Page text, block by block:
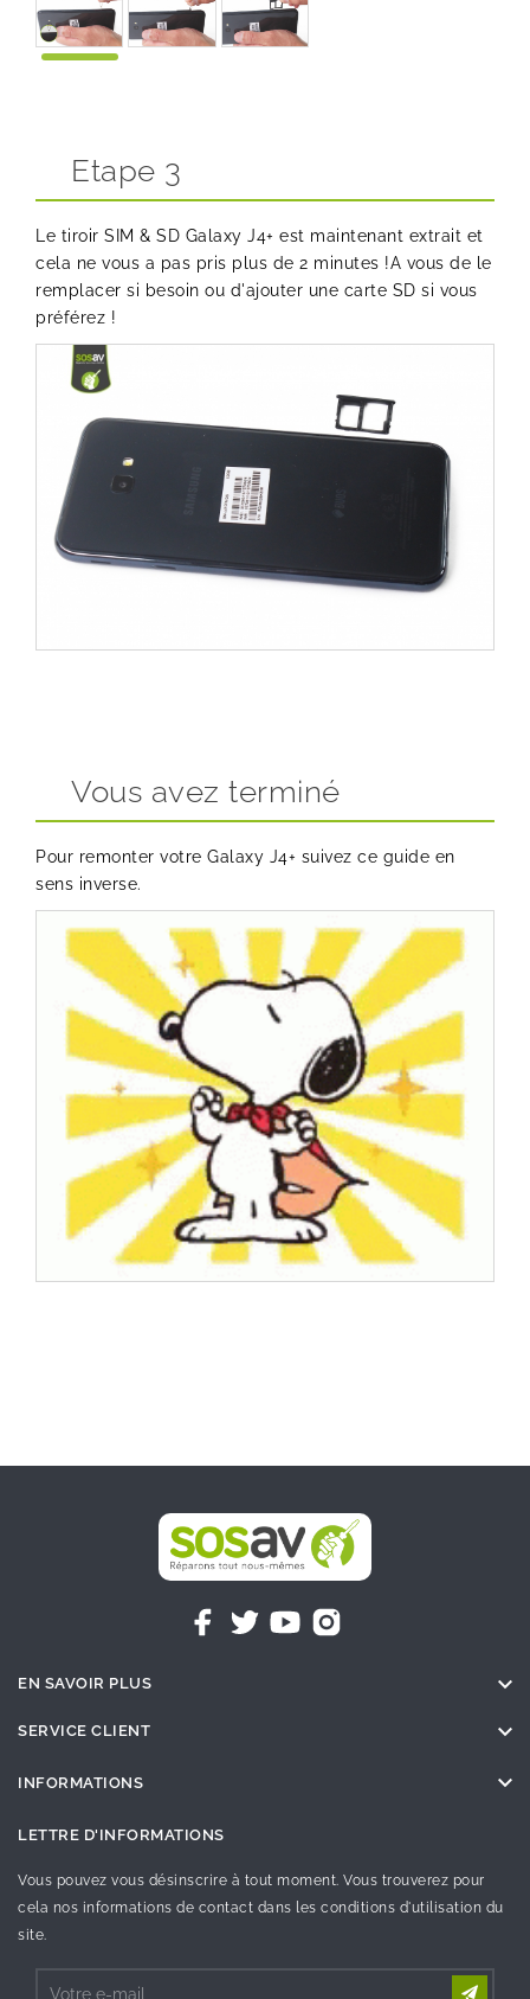
Etape 3
Le tiroir SIM & SD Galaxy J4+ est maintenant extrait et
cela ne vous a pas pris plus de 2 minutes !A vous de le
remplacer si besoin ou d'ajouter une carte SD si vous
préférez !
Vous avez terminé
Pour remonter votre Galaxy J4+ suivez ce guide en
sens inverse.
EN SAVOIR PLUS 
SERVICE CLIENT 
INFORMATIONS 
LETTRE D'INFORMATIONS
Vous pouvez vous désinscrire à tout moment. Vous trouverez pour
cela nos informations de contact dans les conditions d'utilisation du
site.